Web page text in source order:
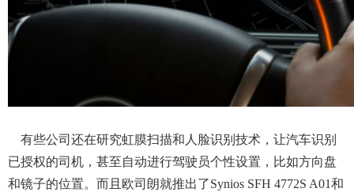
有些公司还在研究虹膜扫描和人脸识别技术，让汽车识别
已授权的司机，甚至自动进行驾驶员个性设置，比如方向盘
和镜子的位置。而且欧司朗就推出了Synios SFH 4772S A01和